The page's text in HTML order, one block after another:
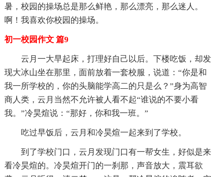
暑，校园的操场总是那么鲜艳，那么漂亮，那么迷人。
啊！我喜欢你校园的操场。
初一校园作文 篇9
云月一大早起床，打理好自己以后。下楼吃饭，却发
现大冰山坐在那里，面前放着一套校服，说道：“你是和
我一所学校的，你的头脑能学高二的只是么？”身为高智
商人类，云月当然不允许被人看不起“谁说的不要小看
我。”冷昊煊说：“那好，你和我一班。”
吃过早饭后，云月和冷昊煊一起来到了学校。
到了学校门口，云月发现门口有一帮女生，好似是来
看冷昊煊的。冷昊煊开门的一刹那，声音放大，震耳欲